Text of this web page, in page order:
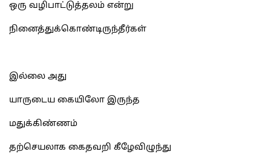
ஒரு வழிபாட்டுத்தலம் என்று
நினைத்துக்கொண்டிருந்தீர்கள்
இல்லை அது
யாருடைய கையிலோ இருந்த
மதுக்கிண்ணம்
தற்செயலாக கைதவறி கீழேவிழுந்து